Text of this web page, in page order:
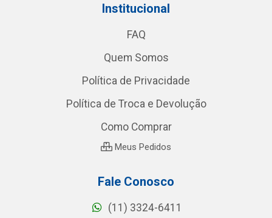
Institucional
FAQ
Quem Somos
Política de Privacidade
Política de Troca e Devolução
Como Comprar
Meus Pedidos
Fale Conosco
(11) 3324-6411